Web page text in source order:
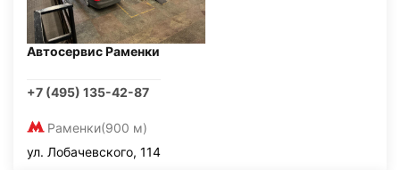
Автосервис Раменки
+7 (495) 135-42-87
Раменки(900 м)
ул. Лобачевского, 114